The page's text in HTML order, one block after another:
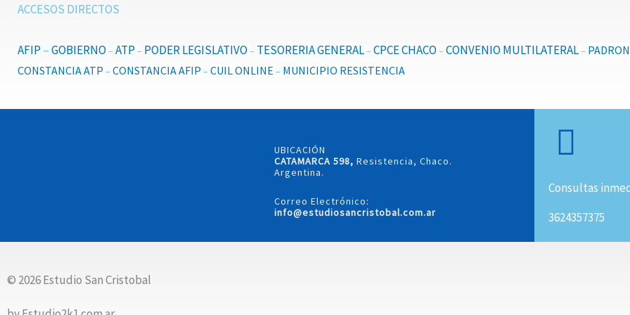
ACCESOS DIRECTOS
AFIP–GOBIERNO – ATP– PODER LEGISLATIVO – TESORERIA GENERAL– CPCE CHACO – CONVENIO MULTILATERAL– PADRON
CONSTANCIA ATP – CONSTANCIA AFIP – CUIL ONLINE – MUNICIPIO RESISTENCIA
UBICACIÓN
CATAMARCA 598, Resistencia, Chaco.
Argentina.
Correo Electrónico:
info@estudiosancristobal.com.ar
Consultas
3624357375
© 2026 Estudio San Cristobal